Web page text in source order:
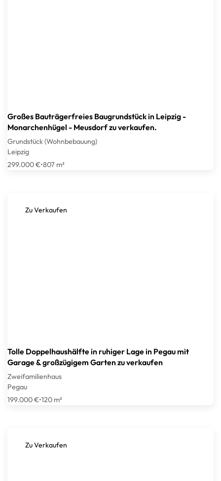
Großes Bauträgerfreies Baugrundstück in Leipzig -
Monarchenhügel - Meusdorf zu verkaufen.
Grundstück (Wohnbebauung)
Leipzig
299.000 €•807 m²
Zu Verkaufen
Tolle Doppelhaushälfte in ruhiger Lage in Pegau mit
Garage & großzügigem Garten zu verkaufen
Zweifamilienhaus
Pegau
199.000 €•120 m²
Zu Verkaufen